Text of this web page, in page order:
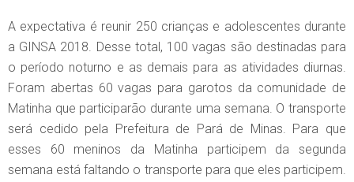
A expectativa é reunir 250 crianças e adolescentes durante
a GINSA 2018. Desse total, 100 vagas são destinadas para
o período noturno e as demais para as atividades diurnas.
Foram abertas 60 vagas para garotos da comunidade de
Matinha que participarão durante uma semana. O transporte
será cedido pela Prefeitura de Pará de Minas. Para que
esses 60 meninos da Matinha participem da segunda
semana está faltando o transporte para que eles participem.